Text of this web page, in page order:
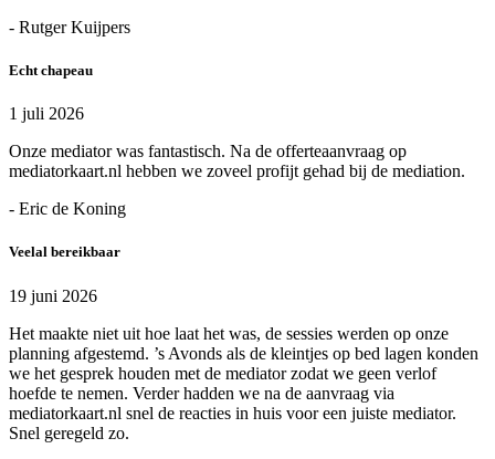
- Rutger Kuijpers
Echt chapeau
1 juli 2026
Onze mediator was fantastisch. Na de offerteaanvraag op
mediatorkaart.nl hebben we zoveel profijt gehad bij de mediation.
- Eric de Koning
Veelal bereikbaar
19 juni 2026
Het maakte niet uit hoe laat het was, de sessies werden op onze
planning afgestemd. ’s Avonds als de kleintjes op bed lagen konden
we het gesprek houden met de mediator zodat we geen verlof
hoefde te nemen. Verder hadden we na de aanvraag via
mediatorkaart.nl snel de reacties in huis voor een juiste mediator.
Snel geregeld zo.